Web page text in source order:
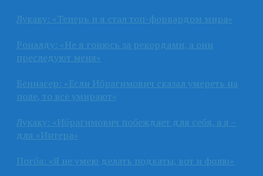
Лукаку: «Теперь и я стал топ-форвардом мира»
Роналду: «Не я гонюсь за рекордами, а они
преследуют меня»
Беннасер: «Если Ибрагимович сказал умереть на
поле, то все умирают»
Лукаку: «Ибрагимович побеждает для себя, а я –
для «Интера»
Погба: «Я не умею делать подкаты, вот и фолю»